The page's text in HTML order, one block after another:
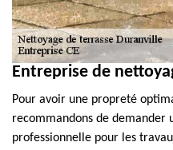
Entreprise de
Pour avoir une propreté
recommandons de demander
professionnelle pour les